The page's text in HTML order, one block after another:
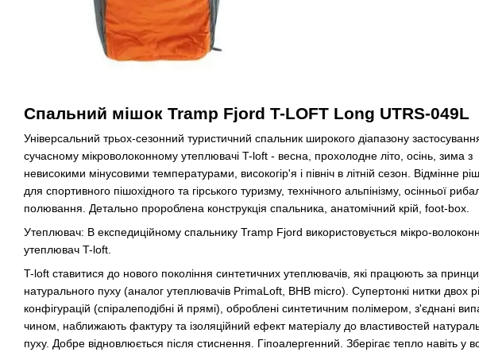
Спальний мішок Tramp Fjord T-LOFT Long UTRS-049L
Універсальний трьох-сезонний туристичний спальник широкого діапазону
сучасному мікроволоконному утеплювачі T-loft - весна, прохолодне літо, осінь, зима з
невисокими мінусовими температурами, високогір'я і північ в літній сезон. Відмінне
для спортивного пішохідного та гірського туризму, технічного альпінізму, осінньої
полювання. Детально пророблена конструкція спальника, анатомічний крій, foot-box.
Утеплювач: В експедиційному спальнику Tramp Fjord використовується мікро-
утеплювач T-loft.
T-loft ставитися до нового покоління синтетичних утеплювачів, які працюють за
натурального пуху (аналог утеплювачів PrimaLoft, BHB micro). Супертонкі нитки двох
конфігурацій (спіралеподібні й прямі), оброблені синтетичним полімером, з'єднані
чином, наближають фактуру та ізоляційний ефект матеріалу до властивостей
пуху. Добре відновлюється після стиснення. Гіпоалергенний. Зберігає тепло навіть у